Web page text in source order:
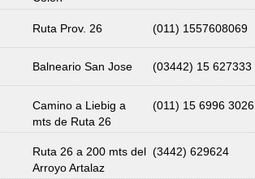
Ruta Prov. 26 (011) 1557608069
Balneario San Jose (03442) 15 627333
Camino a Liebig a
mts de Ruta 26
(011) 15 6996 3026
Ruta 26 a 200 mts del
Arroyo Artalaz
(3442) 629624